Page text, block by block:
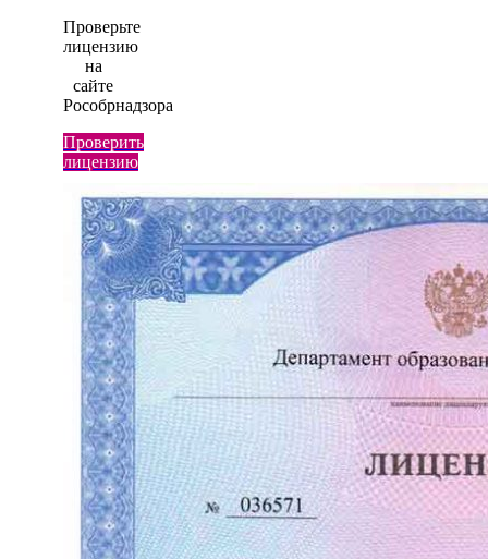
Проверьте
лицензию
на
сайте
Рособрнадзора
Проверить
лицензию